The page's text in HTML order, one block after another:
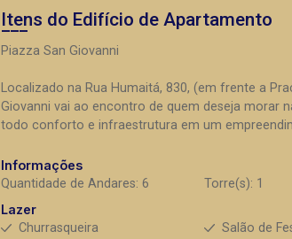
Itens do Edifício de Apartamento
Piazza San Giovanni
Localizado na Rua Humaitá, 830, (em frente a
Giovanni vai ao encontro de quem deseja morar
todo conforto e infraestrutura em um
Informações
Quantidade de Andares: 6
Torre(s): 1
Lazer
Churrasqueira
Salão de